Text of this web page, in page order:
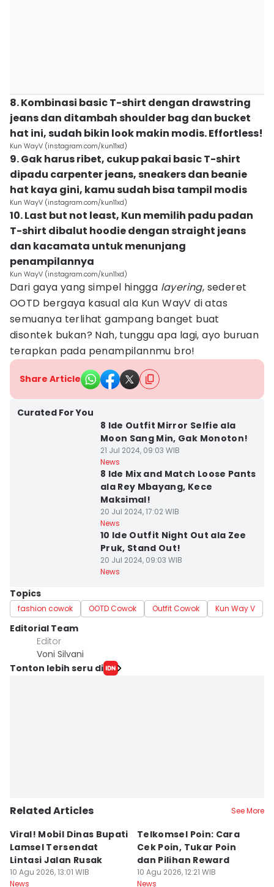
8. Kombinasi basic T-shirt dengan drawstring
jeans dan ditambah shoulder bag dan bucket
hat ini, sudah bikin look makin modis. Effortless!
Kun WayV (instagram.com/kun11xd)
9. Gak harus ribet, cukup pakai basic T-shirt
dipadu carpenter jeans, sneakers dan beanie
hat kaya gini, kamu sudah bisa tampil modis
Kun WayV (instagram.com/kun11xd)
10. Last but not least, Kun memilih padu padan
T-shirt dibalut hoodie dengan straight jeans
dan kacamata untuk menunjang
penampilannya
Kun WayV (instagram.com/kun11xd)
Dari gaya yang simpel hingga layering, sederet
OOTD bergaya kasual ala Kun WayV di atas
semuanya terlihat gampang banget buat
disontek bukan? Nah, tunggu apa lagi, ayo buruan
terapkan pada penampilannmu bro!
Share Article
Curated For You
8 Ide Outfit Mirror Selfie ala
Moon Sang Min, Gak Monoton!
21 Jul 2024, 09:03 WIB
News
8 Ide Mix and Match Loose Pants
ala Rey Mbayang, Kece
Maksimal!
20 Jul 2024, 17:02 WIB
News
10 Ide Outfit Night Out ala Zee
Pruk, Stand Out!
20 Jul 2024, 09:03 WIB
News
Topics
fashion cowok OOTD Cowok Outfit Cowok Kun Way V
Editorial Team
Editor
Voni Silvani
Tonton lebih seru di
Related Articles See More
Viral! Mobil Dinas Bupati
Lamsel Tersendat
Lintasi Jalan Rusak
10 Agu 2026, 13:01 WIB
News
Telkomsel Poin: Cara
Cek Poin, Tukar Poin
dan Pilihan Reward
10 Agu 2026, 12:21 WIB
News